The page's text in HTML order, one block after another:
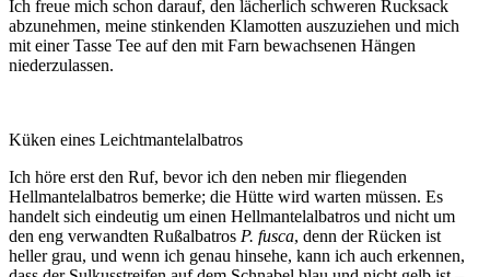
Ich freue mich schon darauf, den lächerlich schweren Rucksack
abzunehmen, meine stinkenden Klamotten auszuziehen und mich
mit einer Tasse Tee auf den mit Farn bewachsenen Hängen
niederzulassen.
Küken eines Leichtmantelalbatros
Ich höre erst den Ruf, bevor ich den neben mir fliegenden
Hellmantelalbatros bemerke; die Hütte wird warten müssen. Es
handelt sich eindeutig um einen Hellmantelalbatros und nicht um
den eng verwandten Rußalbatros P. fusca, denn der Rücken ist
heller grau, und wenn ich genau hinsehe, kann ich auch erkennen,